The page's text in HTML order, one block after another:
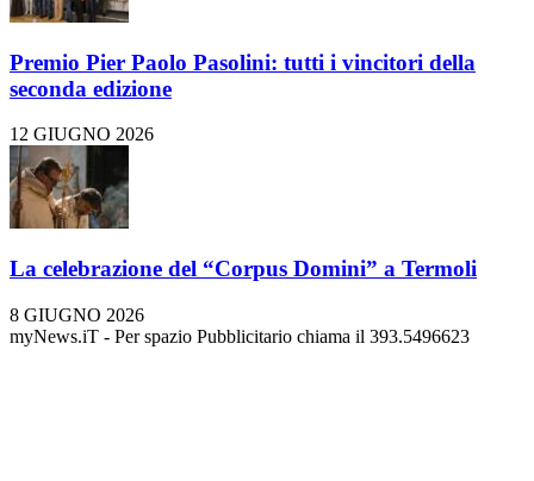
Premio Pier Paolo Pasolini: tutti i vincitori della
seconda edizione
12 GIUGNO 2026
La celebrazione del “Corpus Domini” a Termoli
8 GIUGNO 2026
myNews.iT - Per spazio Pubblicitario chiama il 393.5496623